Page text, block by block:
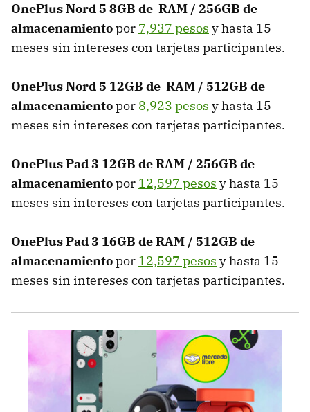
OnePlus Nord 5 8GB de RAM / 256GB de
almacenamientopor 7,937 pesos y hasta 15
meses sin intereses con tarjetas participantes.
OnePlus Nord 5 12GB de RAM / 512GB de
almacenamientopor 8,923 pesos y hasta 15
meses sin intereses con tarjetas participantes.
OnePlus Pad 3 12GB de RAM / 256GB de
almacenamientopor 12,597 pesos y hasta 15
meses sin intereses con tarjetas participantes.
OnePlus Pad 3 16GB de RAM / 512GB de
almacenamientopor 12,597 pesos y hasta 15
meses sin intereses con tarjetas participantes.